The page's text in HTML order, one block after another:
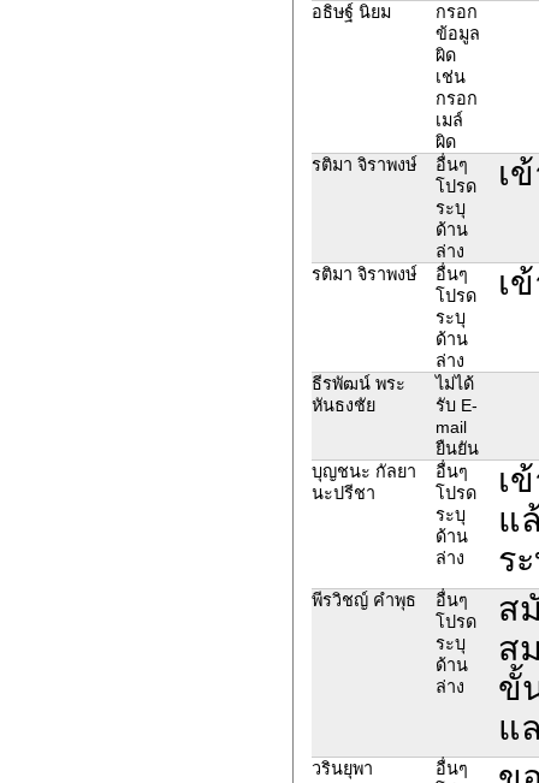
อธิษฐ์ นิยม
กรอก
ข้อมูล
ผิด
เช่น
กรอก
เมล์
ผิด
รติมา จิราพงษ์
อื่นๆ
โปรด
ระบุ
ด้าน
ล่าง
เ
รติมา จิราพงษ์
อื่นๆ
โปรด
ระบุ
ด้าน
ล่าง
เ
ธีรพัฒน์ พระ
หันธงชัย
ไม่ได้
รับ E-
mail
ยืนยัน
บุญชนะ กัลยา
นะปรีชา
อื่นๆ
โปรด
ระบุ
ด้าน
ล่าง
เ
แ
ร
พีรวิชญ์ คำพุธ
อื่นๆ
โปรด
ระบุ
ด้าน
ล่าง
ส
ส
ขั้
แ
วรินยุพา
อื่นๆ